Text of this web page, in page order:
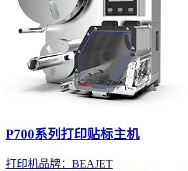
P700系列打印贴标主机
打印机品牌：BEAJET